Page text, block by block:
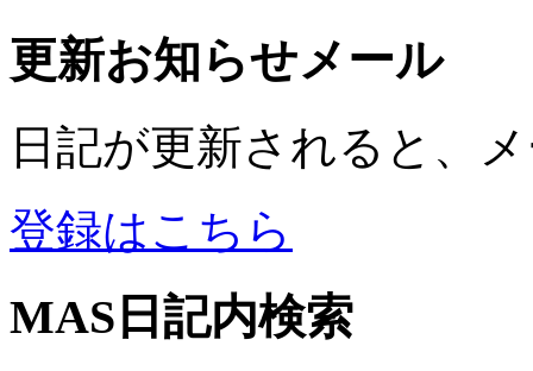
更新お知らせメール
日記が更新されると、
登録はこちら
MAS日記内検索